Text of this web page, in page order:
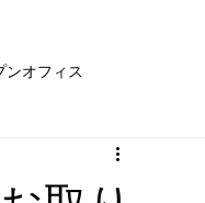
ンオフィス
得なインフォメーション